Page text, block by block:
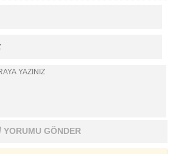
YORUMU GÖNDER